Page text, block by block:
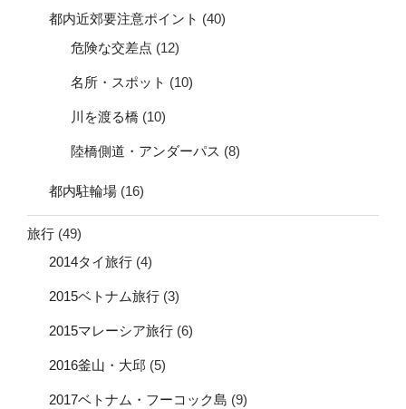
都内近郊要注意ポイント (40)
危険な交差点 (12)
名所・スポット (10)
川を渡る橋 (10)
陸橋側道・アンダーパス (8)
都内駐輪場 (16)
旅行 (49)
2014タイ旅行 (4)
2015ベトナム旅行 (3)
2015マレーシア旅行 (6)
2016釜山・大邱 (5)
2017ベトナム・フーコック島 (9)